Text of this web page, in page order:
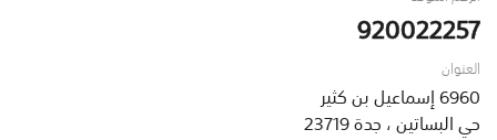
920022257
العنوان
6960 إسماعيل بن كثير
حي البساتين ، جدة 23719